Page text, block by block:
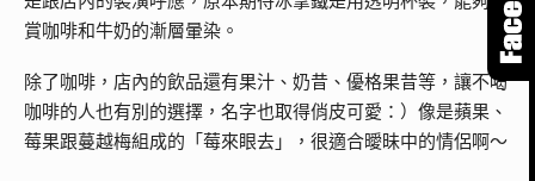
賞咖啡和牛奶的漸層暈染。
除了咖啡，店內的飲品還有果汁、奶昔、優格果昔等，讓不喝
咖啡的人也有別的選擇，名字也取得俏皮可愛：）像是蘋果、
莓果跟蔓越梅組成的「莓來眼去」，很適合曖昧中的情侶啊～